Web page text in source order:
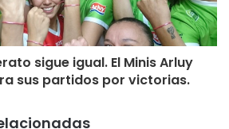
sigue igual. El Minis Arluy
sus partidos por victorias.